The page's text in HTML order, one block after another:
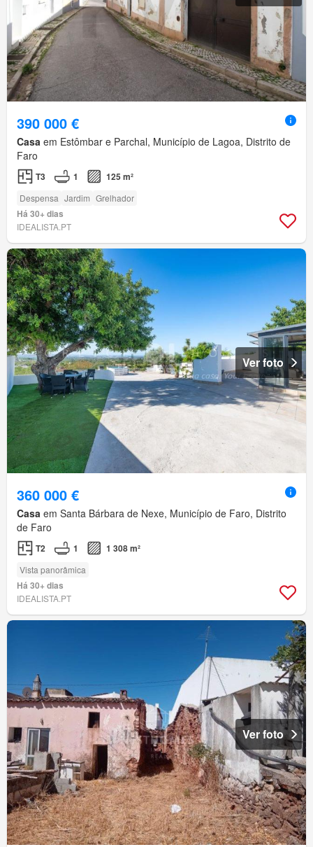
390 000 €
Casa em Estômbar e Parchal, Município de Lagoa, Distrito de
Faro
T3 1 125 m²
Despensa Jardim Grelhador
Há 30+ dias
IDEALISTA.PT
Ver foto
360 000 €
Casa em Santa Bárbara de Nexe, Município de Faro, Distrito
de Faro
T2 1 1 308 m²
Vista panorâmica
Há 30+ dias
IDEALISTA.PT
Ver foto